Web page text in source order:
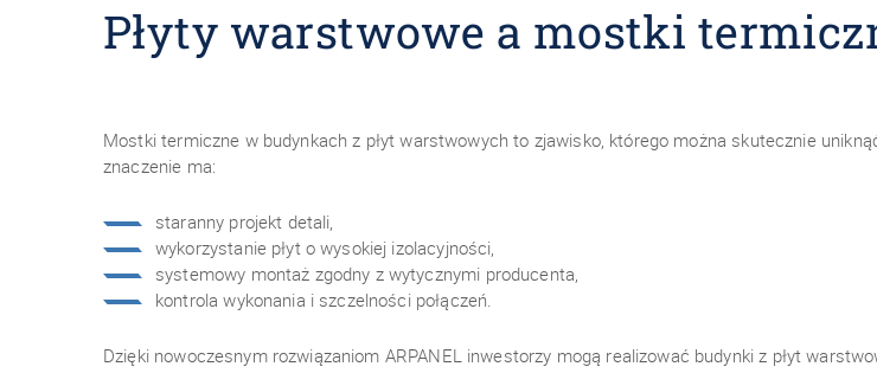
Płyty warstwowe a mostki
Mostki termiczne w budynkach z płyt warstwowych to zjawisko, którego można skutecznie
znaczenie ma:
staranny projekt detali,
wykorzystanie płyt o wysokiej izolacyjności,
systemowy montaż zgodny z wytycznymi producenta,
kontrola wykonania i szczelności połączeń.
Dzięki nowoczesnym rozwiązaniom ARPANEL inwestorzy mogą realizować budynki z płyt